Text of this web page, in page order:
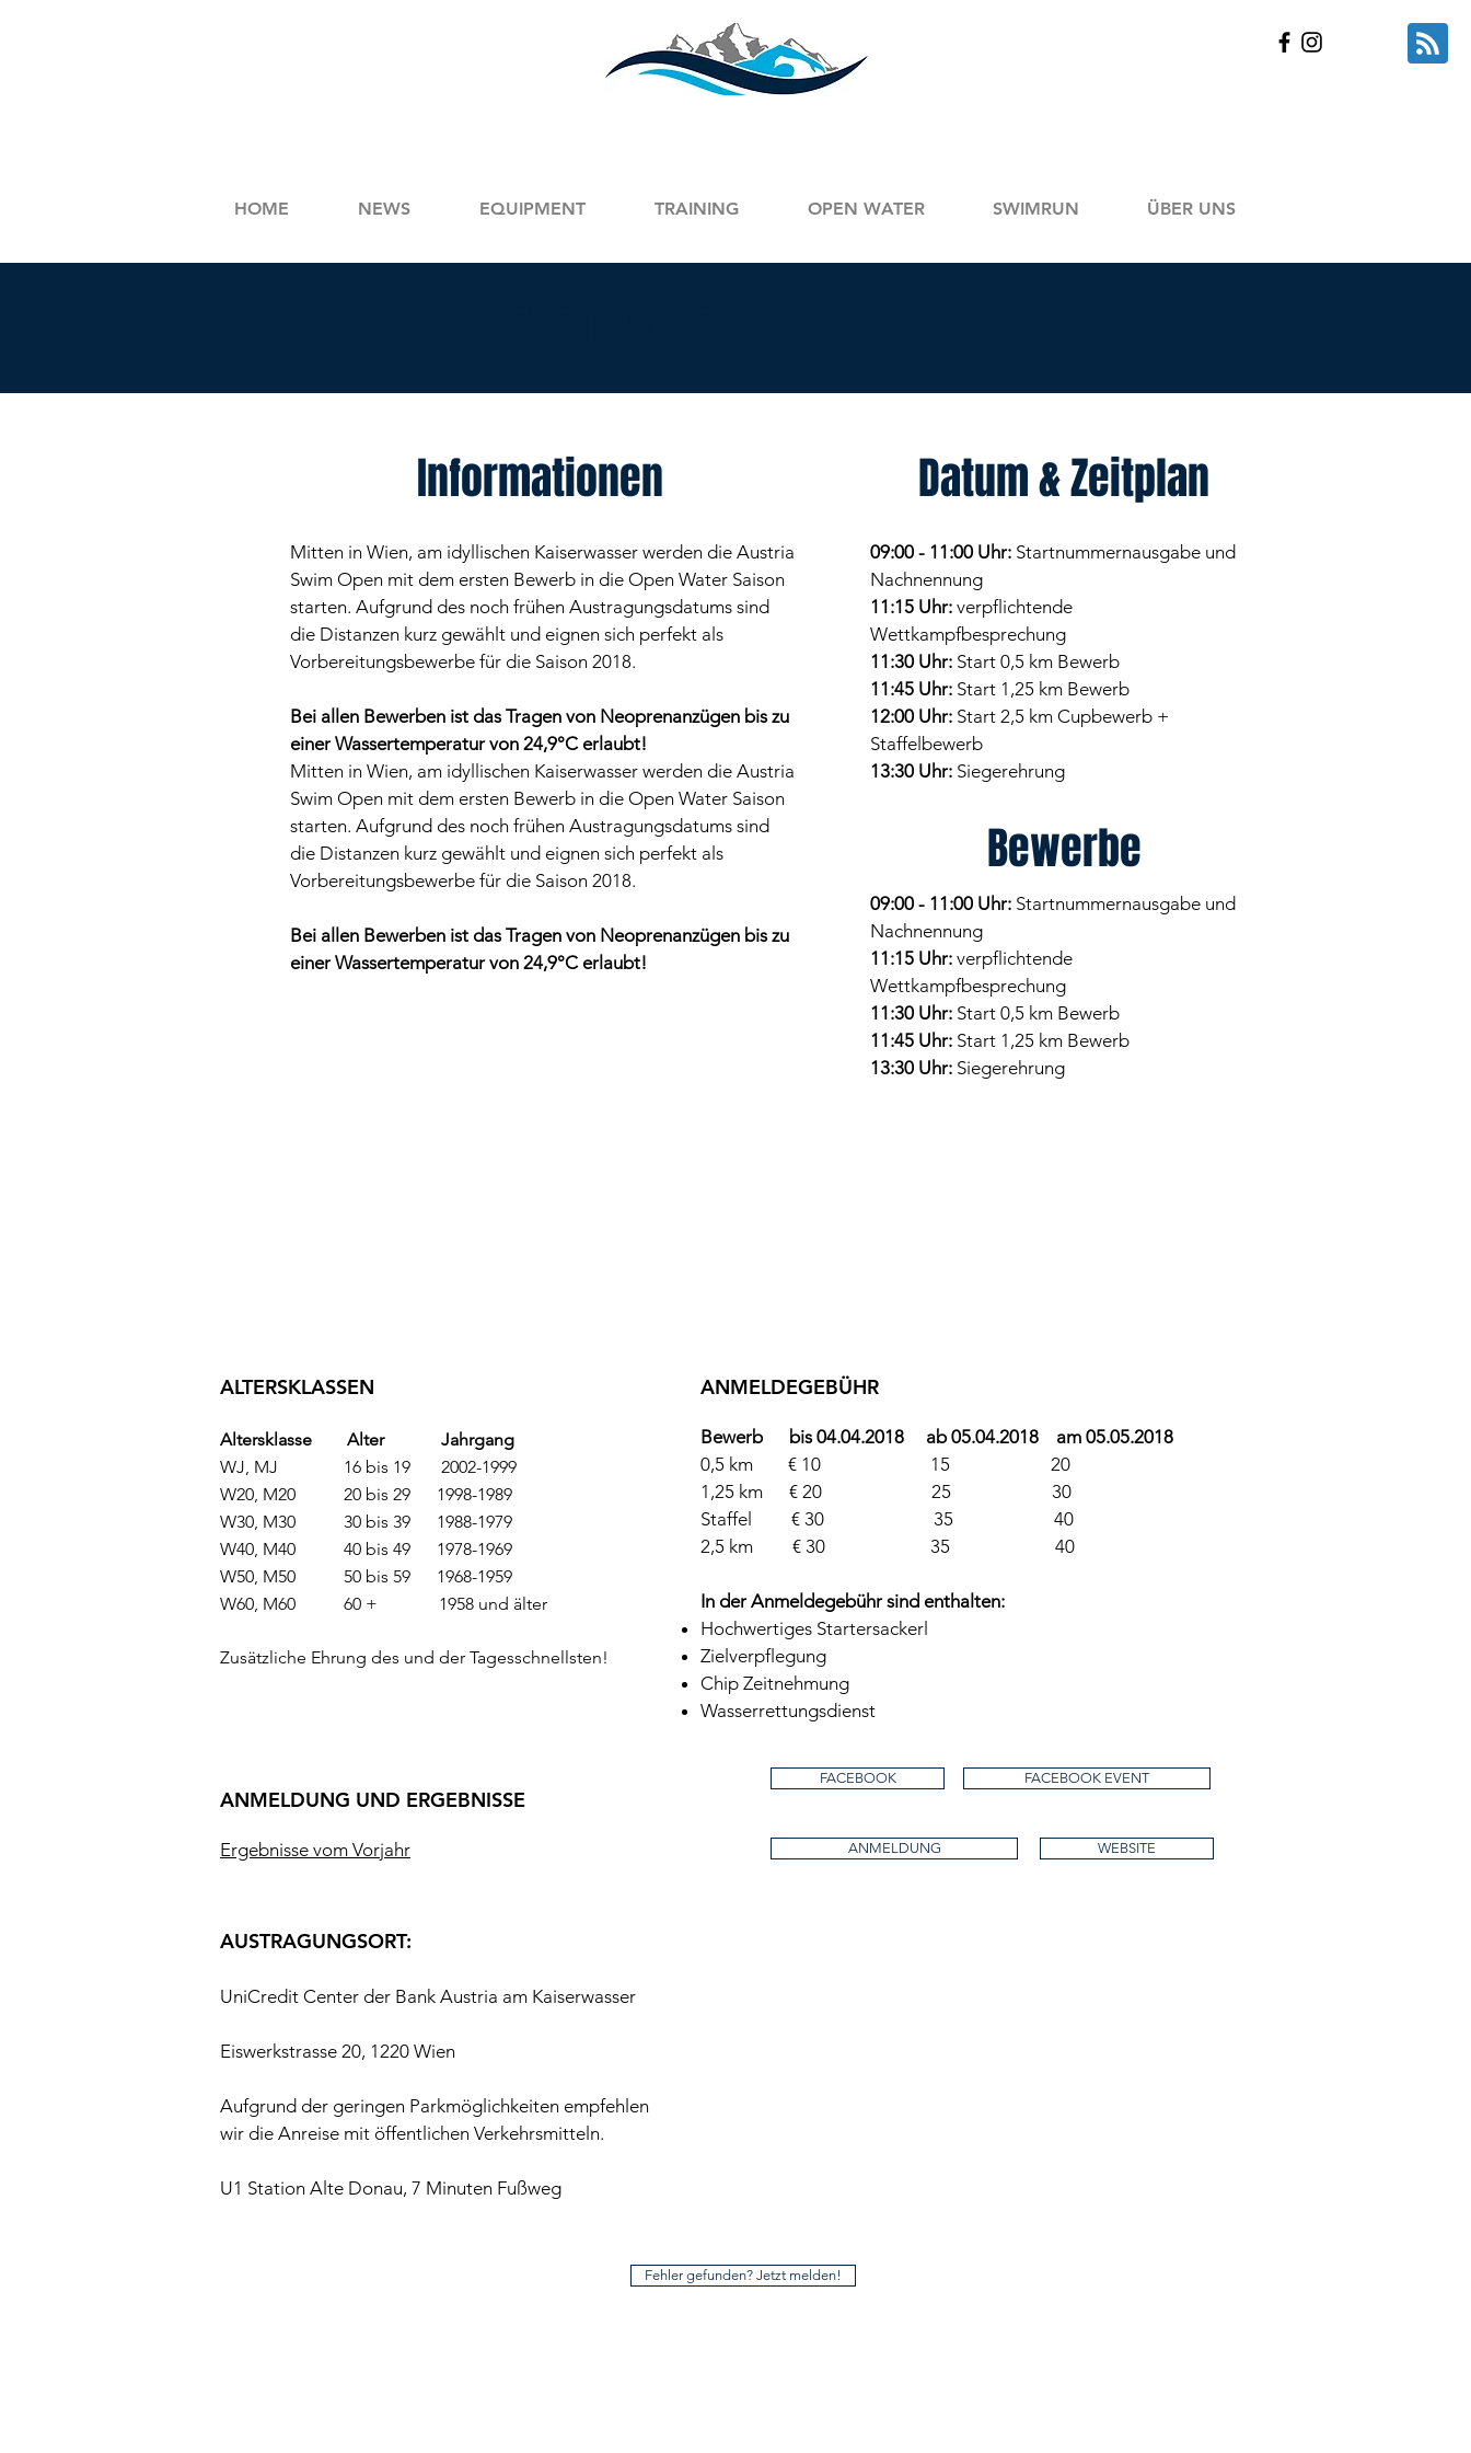
HOME NEWS EQUIPMENT TRAINING OPEN WATER SWIMRUN ÜBER UNS
Informationen
Mitten in Wien, am idyllischen Kaiserwasser werden die Austria
Swim Open mit dem ersten Bewerb in die Open Water Saison
starten. Aufgrund des noch frühen Austragungsdatums sind
die Distanzen kurz gewählt und eignen sich perfekt als
Vorbereitungsbewerbe für die Saison 2018.
Bei allen Bewerben ist das Tragen von Neoprenanzügen bis zu
einer Wassertemperatur von 24,9°C erlaubt!
Mitten in Wien, am idyllischen Kaiserwasser werden die Austria
Swim Open mit dem ersten Bewerb in die Open Water Saison
starten. Aufgrund des noch frühen Austragungsdatums sind
die Distanzen kurz gewählt und eignen sich perfekt als
Vorbereitungsbewerbe für die Saison 2018.
Bei allen Bewerben ist das Tragen von Neoprenanzügen bis zu
einer Wassertemperatur von 24,9°C erlaubt!
Datum & Zeitplan
09:00 - 11:00 Uhr: Startnummernausgabe und
Nachnennung
11:15 Uhr: verpflichtende
Wettkampfbesprechung
11:30 Uhr: Start 0,5 km Bewerb
11:45 Uhr: Start 1,25 km Bewerb
12:00 Uhr: Start 2,5 km Cupbewerb +
Staffelbewerb
13:30 Uhr: Siegerehrung
Bewerbe
09:00 - 11:00 Uhr: Startnummernausgabe und
Nachnennung
11:15 Uhr: verpflichtende
Wettkampfbesprechung
11:30 Uhr: Start 0,5 km Bewerb
11:45 Uhr: Start 1,25 km Bewerb
13:30 Uhr: Siegerehrung
ALTERSKLASSEN
Altersklasse Alter Jahrgang
WJ, MJ 16 bis 19 2002-1999
W20, M20 20 bis 29 1998-1989
W30, M30 30 bis 39 1988-1979
W40, M40 40 bis 49 1978-1969
W50, M50 50 bis 59 1968-1959
W60, M60 60 + 1958 und älter
Zusätzliche Ehrung des und der Tagesschnellsten!
ANMELDEGEBÜHR
Bewerb bis 04.04.2018 ab 05.04.2018 am 05.05.2018
0,5 km € 10 15 20
1,25 km € 20 25 30
Staffel € 30 35 40
2,5 km € 30 35 40
In der Anmeldegebühr sind enthalten:
Hochwertiges Startersackerl
Zielverpflegung
Chip Zeitnehmung
Wasserrettungsdienst
ANMELDUNG UND ERGEBNISSE
Ergebnisse vom Vorjahr
FACEBOOK FACEBOOK EVENT
ANMELDUNG WEBSITE
AUSTRAGUNGSORT:
UniCredit Center der Bank Austria am Kaiserwasser
Eiswerkstrasse 20, 1220 Wien
Aufgrund der geringen Parkmöglichkeiten empfehlen
wir die Anreise mit öffentlichen Verkehrsmitteln.
U1 Station Alte Donau, 7 Minuten Fußweg
Fehler gefunden? Jetzt melden!